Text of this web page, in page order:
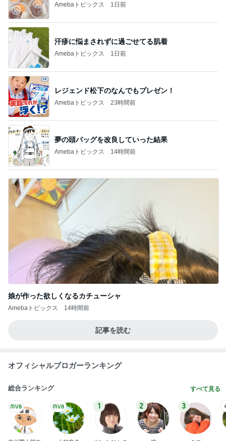
Amebaトピックス 1日前
汗疹に悩まされずに過ごせてる肌着
Amebaトピックス 1日前
レジェンド松下のなんでもプレゼン！
Amebaトピックス 23時間前
夢の頭バッグを改良していった結果
Amebaトピックス 14時間前
娘が作った欲しくなるカチューシャ
Amebaトピックス 14時間前
記事を読む
オフィシャルブロガーランキング
総合ランキング すべて見る
1 2 3